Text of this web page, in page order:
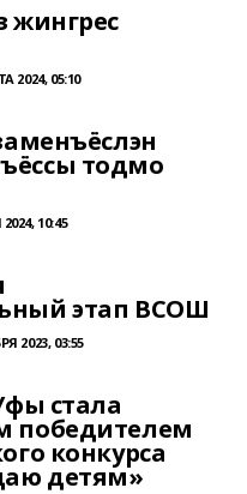
жингрес
2024, 05:10
тодмо
10:45
этап ВСОШ
2023, 03:55
стала
победителем
конкурса
детям»